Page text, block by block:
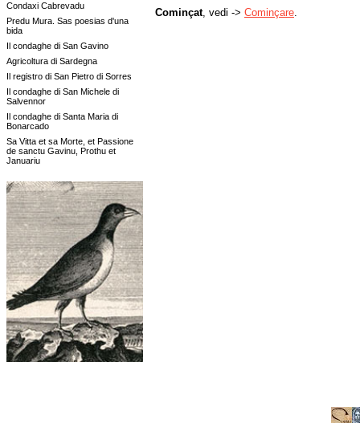
Condaxi Cabrevadu
Predu Mura. Sas poesias d'una
bida
Il condaghe di San Gavino
Agricoltura di Sardegna
Il registro di San Pietro di Sorres
Il condaghe di San Michele di
Salvennor
Il condaghe di Santa Maria di
Bonarcado
Sa Vitta et sa Morte, et Passione
de sanctu Gavinu, Prothu et
Januariu
Cominçat, vedi -> Cominçare